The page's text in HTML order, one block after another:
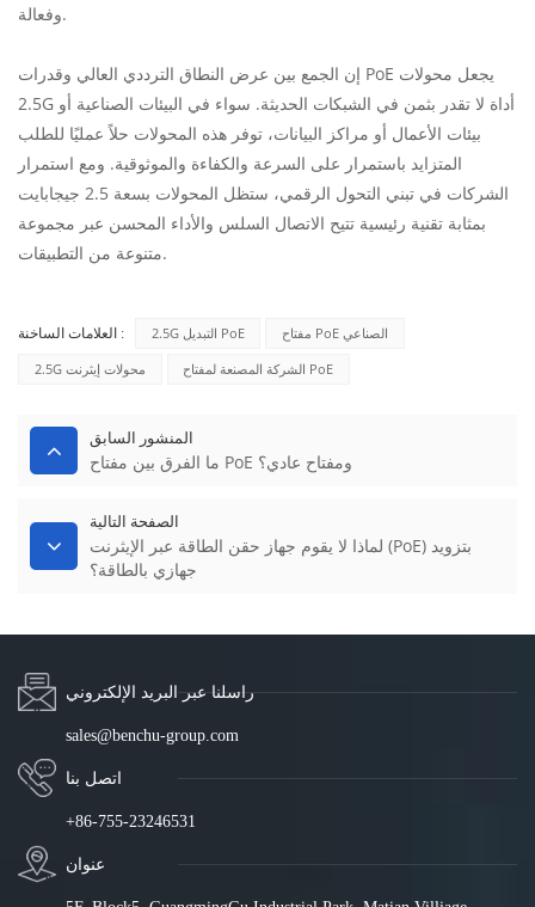
وفعالة.
إن الجمع بين عرض النطاق الترددي العالي وقدرات PoE يجعل محولات
2.5G أداة لا تقدر بثمن في الشبكات الحديثة. سواء في البيئات الصناعية أو
بيئات الأعمال أو مراكز البيانات، توفر هذه المحولات حلاً عمليًا للطلب
المتزايد باستمرار على السرعة والكفاءة والموثوقية. ومع استمرار
الشركات في تبني التحول الرقمي، ستظل المحولات بسعة 2.5 جيجابايت
بمثابة تقنية رئيسية تتيح الاتصال السلس والأداء المحسن عبر مجموعة
متنوعة من التطبيقات.
العلامات الساخنة : 2.5G التبديل PoE
مفتاح PoE الصناعي
2.5G محولات إيثرنت
الشركة المصنعة لمفتاح PoE
المنشور السابق
ما الفرق بين مفتاح PoE ومفتاح عادي؟
الصفحة التالية
لماذا لا يقوم جهاز حقن الطاقة عبر الإيثرنت (PoE) بتزويد
جهازي بالطاقة؟
راسلنا عبر البريد الإلكتروني
sales@benchu-group.com
اتصل بنا
+86-755-23246531
عنوان